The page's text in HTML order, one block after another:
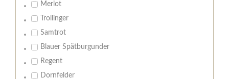
Merlot
Trollinger
Samtrot
Blauer Spätburgunder
Regent
Dornfelder